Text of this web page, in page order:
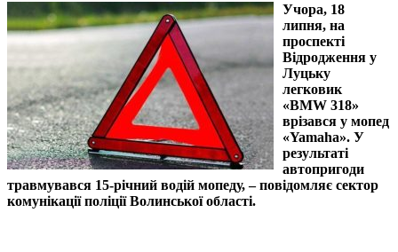
Учора, 18
липня, на
проспекті
Відродження у
Луцьку
легковик
«BMW 318»
врізався у мопед
«Yamaha». У
результаті
автопригоди
травмувався 15-річний водій мопеду, – повідомляє сектор
комунікації поліції Волинської області.